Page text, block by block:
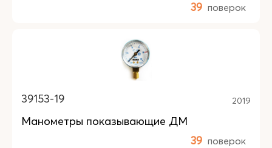
39 поверок
39153-19 2019
Манометры показывающие ДМ
39 поверок